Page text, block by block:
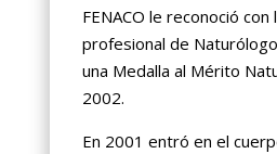
FENACO le reconoció
profesional de
una Medalla al Mérito
2002.
En 2001 entró en el